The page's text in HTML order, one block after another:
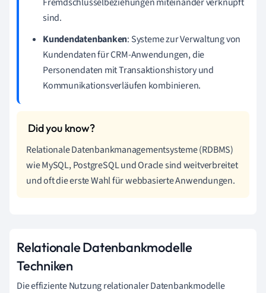
sind.
Kundendatenbanken: Systeme zur Verwaltung von
Kundendaten für CRM-Anwendungen, die
Personendaten mit Transaktionshistory und
Kommunikationsverläufen kombinieren.
Relationale Datenbankmanagementsysteme (RDBMS)
wie MySQL, PostgreSQL und Oracle sind weitverbreitet
und oft die erste Wahl für webbasierte Anwendungen.
Relationale Datenbankmodelle
Techniken
Die effiziente Nutzung relationaler Datenbankmodelle